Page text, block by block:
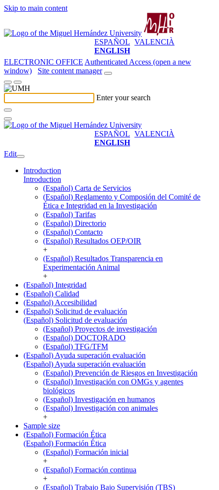
Skip to main content
ESPAÑOL VALENCIÀ
ENGLISH
ELECTRONIC OFFICE Authenticated Access (open a new
window)
Site content manager
Enter your search
ESPAÑOL VALENCIÀ
ENGLISH
Edit
Introduction
Introduction
(Español) Carta de Servicios
(Español) Reglamento y Composión del Comité de
Ética e Integridad en la Investigación
(Español) Tarifas
(Español) Directorio
(Español) Contacto
(Español) Resultados OEP/OIR
+
(Español) Resultados Transparencia en
Experimentación Animal
+
(Español) Integridad
(Español) Calidad
(Español) Accesibilidad
(Español) Solicitud de evaluación
(Español) Solicitud de evaluación
(Español) Proyectos de investigación
(Español) DOCTORADO
(Español) TFG/TFM
(Español) Ayuda superación evaluación
(Español) Ayuda superación evaluación
(Español) Prevención de Riesgos en Investigación
(Español) Investigación con OMGs y agentes
biológicos
(Español) Investigación en humanos
(Español) Investigación con animales
+
Sample size
(Español) Formación Ética
(Español) Formación Ética
(Español) Formación inicial
+
(Español) Formación continua
+
(Español) Trabajo Bajo Supervisión (TBS)